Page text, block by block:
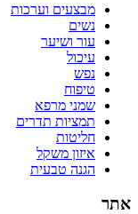
מבצעים וערכות
נשים
עור ושיער
עיכול
נפש
טיפוח
שמני מרפא
תמציות תדרים
חליטות
איזון משקל
הגנה טבעית
אתר